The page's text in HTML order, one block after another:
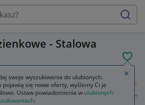
szukaj
- Stalowa
i Ogród Wyposażenie Akcesoria łazienkowe
łazienkowe akcesoria łazienkowe czarne
swoje wyszukiwania do ulubionych.
pojawią się nowe oferty, wyślemy Ci je
Ustaw powiadomienia w ulubionych
.